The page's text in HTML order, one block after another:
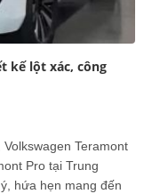
kế lột xác, công
Teramont
Pro tại Trung
hứa hẹn mang đến